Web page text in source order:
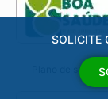
Plano de saúde
SOLICITE